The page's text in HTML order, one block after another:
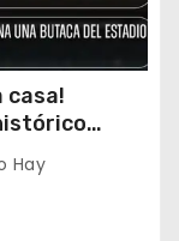
casa!
ante Cruz
Hay